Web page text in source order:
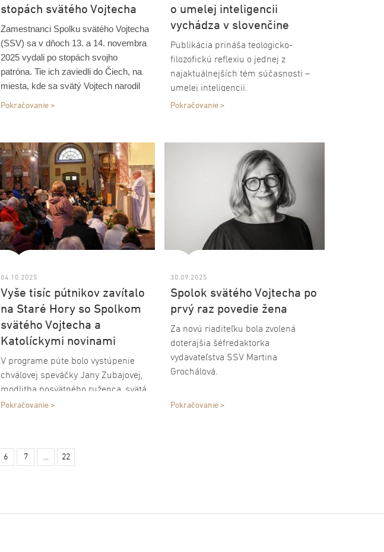
stopách svätého Vojtecha
Zamestnanci Spolku svätého Vojtecha
(SSV) sa v dňoch 13. a 14. novembra
2025 vydali po stopách svojho
patróna. Tie ich zaviedli do Čiech, na
miesta, kde sa svätý Vojtech narodil
a vyrastal, kde založil benediktínsky
Pokračovanie >
o umelej inteligencii
vychádza v slovenčine
Publikácia prináša teologicko-
filozofickú reflexiu o jednej z
najaktuálnejších tém súčasnosti –
umelej inteligencii.
Pokračovanie >
04.10.2025
Vyše tisíc pútnikov zavítalo
na Staré Hory so Spolkom
svätého Vojtecha a
Katolíckymi novinami
V programe púte bolo vystúpenie
chválovej speváčky Jany Zubajovej,
modlitba posvätného ruženca, svätá
omša, prednáška saleziána Zdeňka
Pokračovanie >
30.09.2025
Spolok svätého Vojtecha po
prvý raz povedie žena
Za novú riaditeľku bola zvolená
doterajšia šéfredaktorka
vydavateľstva SSV Martina
Grochálová.
Pokračovanie >
6 7 … 22